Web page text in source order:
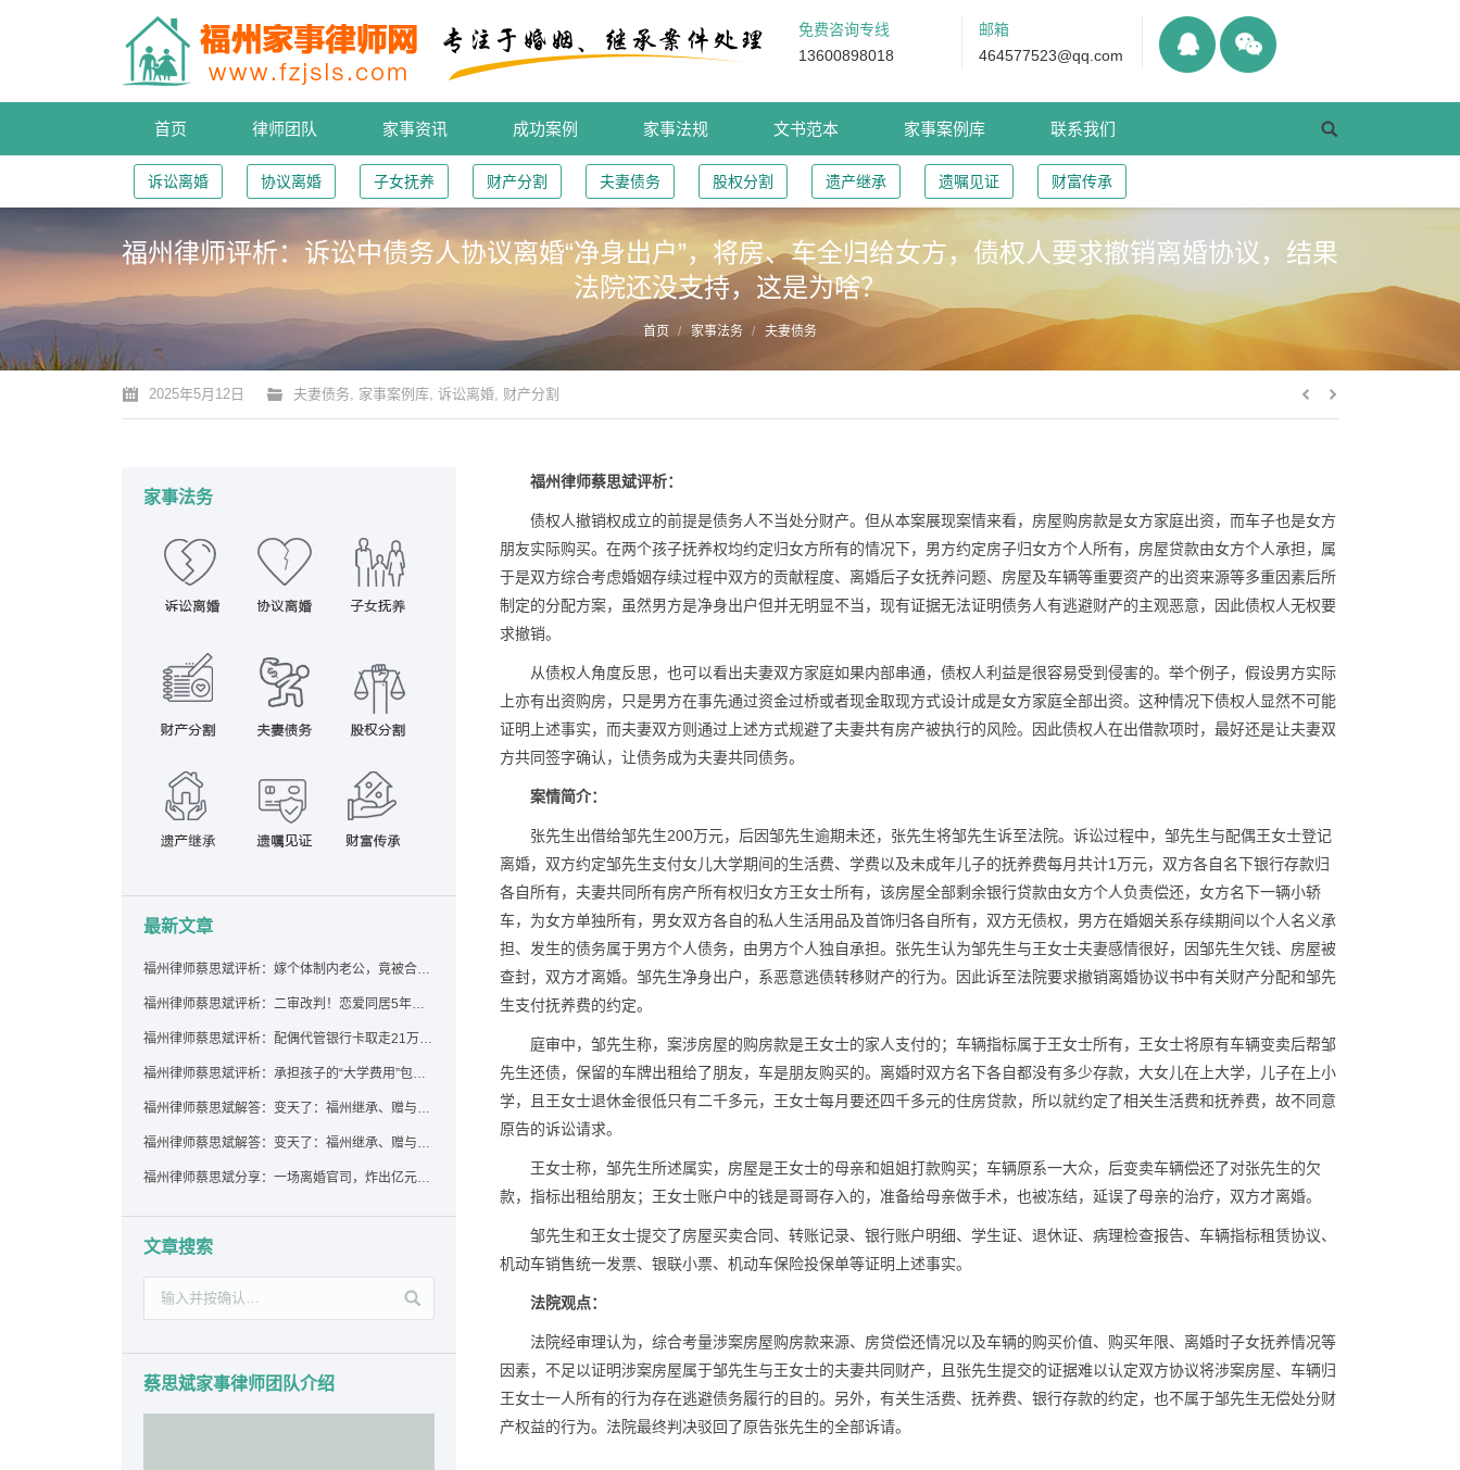
免费咨询专线
13600898018
邮箱
464577523@qq.com
首页 律师团队 家事资讯 成功案例 家事法规 文书范本 家事案例库 联系我们
诉讼离婚 协议离婚 子女抚养 财产分割 夫妻债务 股权分割 遗产继承 遗嘱见证 财富传承
福州律师评析：诉讼中债务人协议离婚“净身出户”，将房、车全归给女方，债权人要求撤销离婚协议，结果
法院还没支持，这是为啥？
您的位置： 首页 家事法务 夫妻债务
2025年5月12日 夫妻债务, 家事案例库, 诉讼离婚, 财产分割
福州律师蔡思斌评析：
债权人撤销权成立的前提是债务人不当处分财产。但从本案展现案情来看，房屋购房款是女方家庭出资，而车子也是女方
朋友实际购买。在两个孩子抚养权均约定归女方所有的情况下，男方约定房子归女方个人所有，房屋贷款由女方个人承担，属
于是双方综合考虑婚姻存续过程中双方的贡献程度、离婚后子女抚养问题、房屋及车辆等重要资产的出资来源等多重因素后所
制定的分配方案，虽然男方是净身出户但并无明显不当，现有证据无法证明债务人有逃避财产的主观恶意，因此债权人无权要
求撤销。
从债权人角度反思，也可以看出夫妻双方家庭如果内部串通，债权人利益是很容易受到侵害的。举个例子，假设男方实际
上亦有出资购房，只是男方在事先通过资金过桥或者现金取现方式设计成是女方家庭全部出资。这种情况下债权人显然不可能
证明上述事实，而夫妻双方则通过上述方式规避了夫妻共有房产被执行的风险。因此债权人在出借款项时，最好还是让夫妻双
方共同签字确认，让债务成为夫妻共同债务。
案情简介：
张先生出借给邹先生200万元，后因邹先生逾期未还，张先生将邹先生诉至法院。诉讼过程中，邹先生与配偶王女士登记
离婚，双方约定邹先生支付女儿大学期间的生活费、学费以及未成年儿子的抚养费每月共计1万元，双方各自名下银行存款归
各自所有，夫妻共同所有房产所有权归女方王女士所有，该房屋全部剩余银行贷款由女方个人负责偿还，女方名下一辆小轿
车，为女方单独所有，男女双方各自的私人生活用品及首饰归各自所有，双方无债权，男方在婚姻关系存续期间以个人名义承
担、发生的债务属于男方个人债务，由男方个人独自承担。张先生认为邹先生与王女士夫妻感情很好，因邹先生欠钱、房屋被
查封，双方才离婚。邹先生净身出户，系恶意逃债转移财产的行为。因此诉至法院要求撤销离婚协议书中有关财产分配和邹先
生支付抚养费的约定。
庭审中，邹先生称，案涉房屋的购房款是王女士的家人支付的；车辆指标属于王女士所有，王女士将原有车辆变卖后帮邹
先生还债，保留的车牌出租给了朋友，车是朋友购买的。离婚时双方名下各自都没有多少存款，大女儿在上大学，儿子在上小
学，且王女士退休金很低只有二千多元，王女士每月要还四千多元的住房贷款，所以就约定了相关生活费和抚养费，故不同意
原告的诉讼请求。
王女士称，邹先生所述属实，房屋是王女士的母亲和姐姐打款购买；车辆原系一大众，后变卖车辆偿还了对张先生的欠
款，指标出租给朋友；王女士账户中的钱是哥哥存入的，准备给母亲做手术，也被冻结，延误了母亲的治疗，双方才离婚。
邹先生和王女士提交了房屋买卖合同、转账记录、银行账户明细、学生证、退休证、病理检查报告、车辆指标租赁协议、
机动车销售统一发票、银联小票、机动车保险投保单等证明上述事实。
法院观点：
法院经审理认为，综合考量涉案房屋购房款来源、房贷偿还情况以及车辆的购买价值、购买年限、离婚时子女抚养情况等
因素，不足以证明涉案房屋属于邹先生与王女士的夫妻共同财产，且张先生提交的证据难以认定双方协议将涉案房屋、车辆归
王女士一人所有的行为存在逃避债务履行的目的。另外，有关生活费、抚养费、银行存款的约定，也不属于邹先生无偿处分财
产权益的行为。法院最终判决驳回了原告张先生的全部诉请。
家事法务
最新文章
福州律师蔡思斌评析：嫁个体制内老公，竟被合伙设局背上近百万债务，婚前不查征信真要命！
福州律师蔡思斌评析：二审改判！恋爱同居5年为女友买车，分手后能要回吗？
福州律师蔡思斌评析：配偶代管银行卡取走21万，离婚后这笔钱还要得回来吗？
福州律师蔡思斌评析：承担孩子的“大学费用”包括高额留学费用吗？
福州律师蔡思斌解答：变天了：福州继承、赠与房产转让要收20%个税？福州国税官方回复来了！
福州律师蔡思斌解答：变天了：福州继承、赠与房产转让要收20%个税？福州国税官方回答来了！
福州律师蔡思斌分享：一场离婚官司，炸出亿元“糊涂账”：本想分割家产，结果“自爆”了家底
文章搜索
蔡思斌家事律师团队介绍